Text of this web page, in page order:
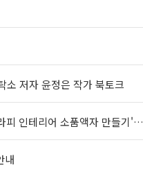
소 저자 윤정은 작가 북토크
피 인테리어 소품액자 만들기'…
내